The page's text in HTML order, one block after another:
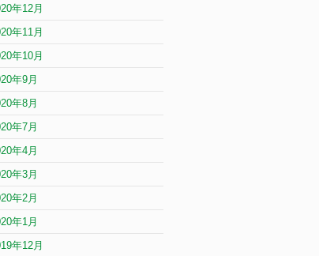
年12月
年11月
年10月
年9月
年8月
年7月
年4月
年3月
年2月
年1月
年12月